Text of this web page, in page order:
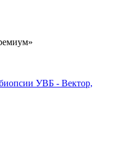
УВБ - Вектор,